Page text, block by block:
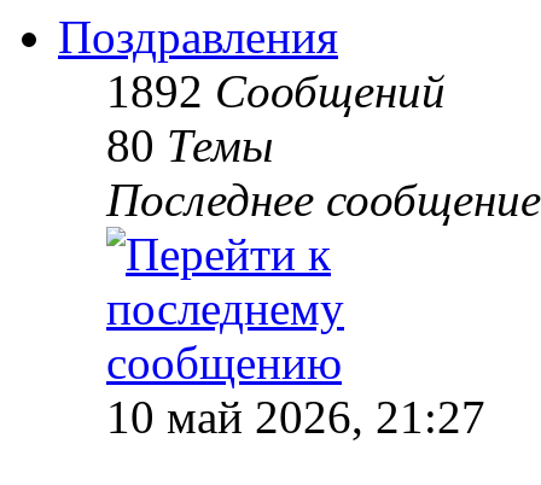
Поздравления
1892 Сообщений
80 Темы
Последнее сообщение
10 май 2026, 21:27